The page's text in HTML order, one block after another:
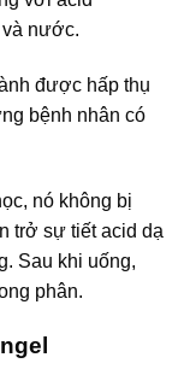
và nước.
được hấp thụ
bệnh nhân có
nó không bị
trở sự tiết acid dạ
Sau khi uống,
phân.